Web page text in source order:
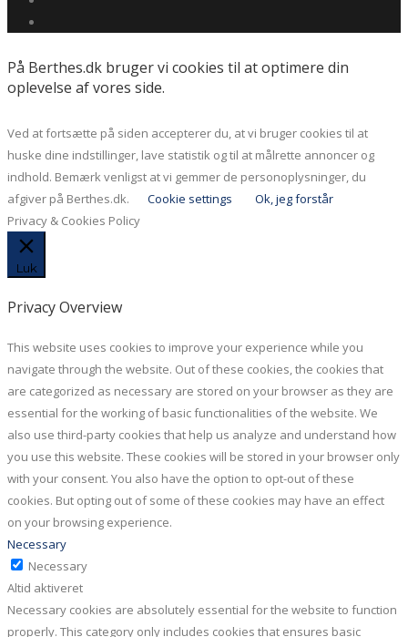
På Berthes.dk bruger vi cookies til at optimere din
oplevelse af vores side.
Ved at fortsætte på siden accepterer du, at vi bruger cookies til at
huske dine indstillinger, lave statistik og til at målrette annoncer og
indhold. Bemærk venligst at vi gemmer de personoplysninger, du
afgiver på Berthes.dk.
Cookie settings
Ok, jeg forstår
Privacy & Cookies Policy
Luk
Privacy Overview
This website uses cookies to improve your experience while you
navigate through the website. Out of these cookies, the cookies that
are categorized as necessary are stored on your browser as they are
essential for the working of basic functionalities of the website. We
also use third-party cookies that help us analyze and understand how
you use this website. These cookies will be stored in your browser only
with your consent. You also have the option to opt-out of these
cookies. But opting out of some of these cookies may have an effect
on your browsing experience.
Necessary
Necessary
Altid aktiveret
Necessary cookies are absolutely essential for the website to function
properly. This category only includes cookies that ensures basic